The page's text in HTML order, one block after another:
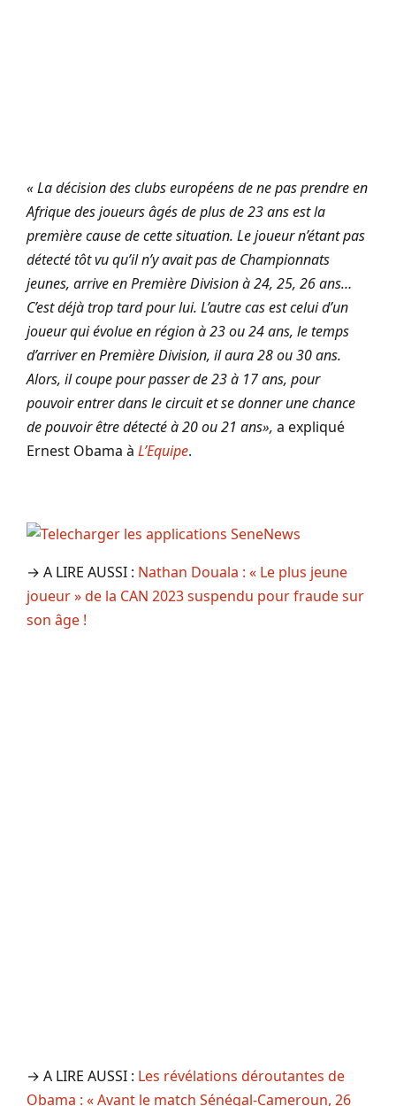
« La décision des clubs européens de ne pas prendre en
Afrique des joueurs âgés de plus de 23 ans est la
première cause de cette situation. Le joueur n’étant pas
détecté tôt vu qu’il n’y avait pas de Championnats
jeunes, arrive en Première Division à 24, 25, 26 ans…
C’est déjà trop tard pour lui. L’autre cas est celui d’un
joueur qui évolue en région à 23 ou 24 ans, le temps
d’arriver en Première Division, il aura 28 ou 30 ans.
Alors, il coupe pour passer de 23 à 17 ans, pour
pouvoir entrer dans le circuit et se donner une chance
de pouvoir être détecté à 20 ou 21 ans», a expliqué
Ernest Obama à L’Equipe.
→ A LIRE AUSSI : Nathan Douala : « Le plus jeune
joueur » de la CAN 2023 suspendu pour fraude sur
son âge !
→ A LIRE AUSSI : Les révélations déroutantes de
Obama : « Avant le match Sénégal-Cameroun, 26